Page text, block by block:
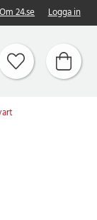
Om 24.se Logga in